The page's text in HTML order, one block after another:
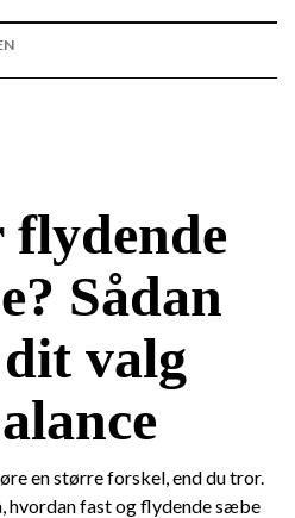
flydende
Sådan
valg
en større forskel, end du tror.
hvordan fast og flydende sæbe